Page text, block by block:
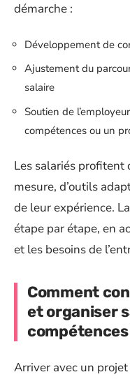
démarche :
Développement de
Ajustement du
salaire
Soutien de
compétences ou un
Les salariés profitent
mesure, d’outils
de leur expérience. La
étape par étape, en
et les besoins de
Comment
et organiser
compétences
Arriver avec un